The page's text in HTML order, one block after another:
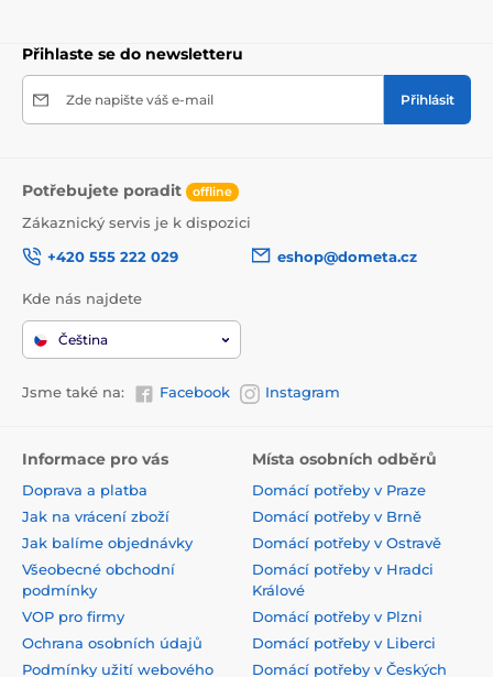
Přihlaste se do newsletteru
Zde napište váš e-mail Přihlásit
Potřebujete poradit offline
Zákaznický servis je k dispozici
+420 555 222 029
eshop@dometa.cz
Kde nás najdete
Čeština
Jsme také na: Facebook Instagram
Informace pro vás
Doprava a platba
Jak na vrácení zboží
Jak balíme objednávky
Všeobecné obchodní
podmínky
VOP pro firmy
Ochrana osobních údajů
Podmínky užití webového
Místa osobních odběrů
Domácí potřeby v Praze
Domácí potřeby v Brně
Domácí potřeby v Ostravě
Domácí potřeby v Hradci
Králové
Domácí potřeby v Plzni
Domácí potřeby v Liberci
Domácí potřeby v Českých